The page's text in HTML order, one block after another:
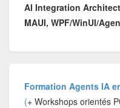
AI Integration Architect
MAUI, WPF/WinUI/
Formation Agents IA
(+ Workshops orientés